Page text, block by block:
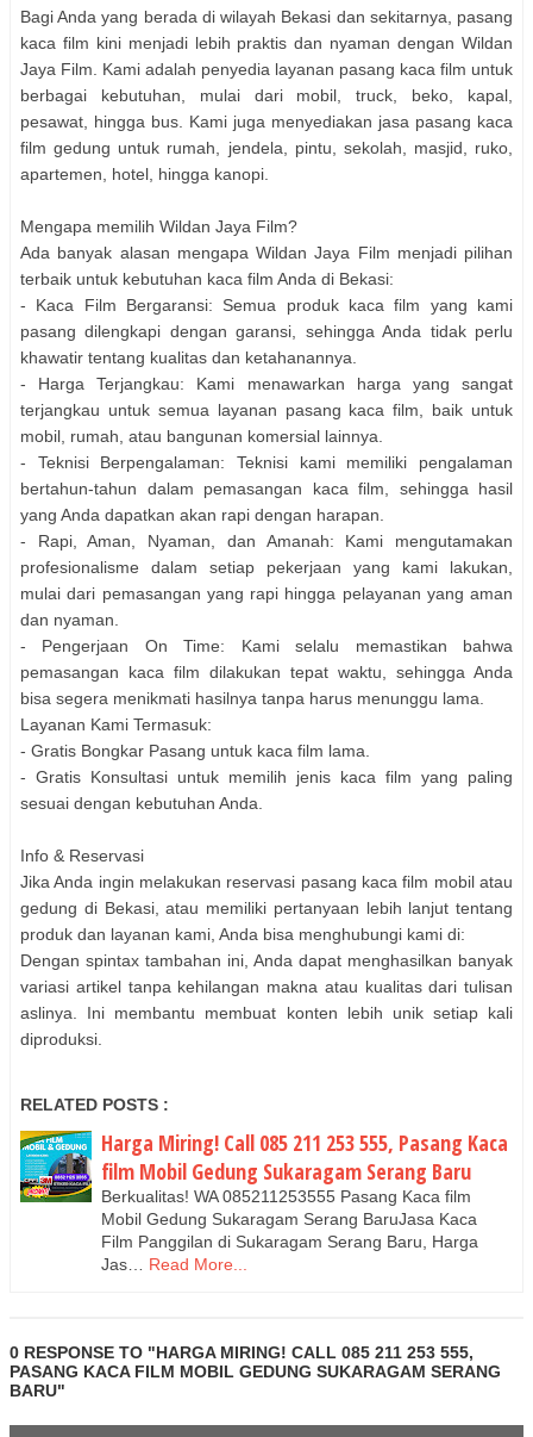
Bagi Anda yang berada di wilayah Bekasi dan sekitarnya, pasang
kaca film kini menjadi lebih praktis dan nyaman dengan Wildan
Jaya Film. Kami adalah penyedia layanan pasang kaca film untuk
berbagai kebutuhan, mulai dari mobil, truck, beko, kapal,
pesawat, hingga bus. Kami juga menyediakan jasa pasang kaca
film gedung untuk rumah, jendela, pintu, sekolah, masjid, ruko,
apartemen, hotel, hingga kanopi.
Mengapa memilih Wildan Jaya Film?
Ada banyak alasan mengapa Wildan Jaya Film menjadi pilihan
terbaik untuk kebutuhan kaca film Anda di Bekasi:
- Kaca Film Bergaransi: Semua produk kaca film yang kami
pasang dilengkapi dengan garansi, sehingga Anda tidak perlu
khawatir tentang kualitas dan ketahanannya.
- Harga Terjangkau: Kami menawarkan harga yang sangat
terjangkau untuk semua layanan pasang kaca film, baik untuk
mobil, rumah, atau bangunan komersial lainnya.
- Teknisi Berpengalaman: Teknisi kami memiliki pengalaman
bertahun-tahun dalam pemasangan kaca film, sehingga hasil
yang Anda dapatkan akan rapi dengan harapan.
- Rapi, Aman, Nyaman, dan Amanah: Kami mengutamakan
profesionalisme dalam setiap pekerjaan yang kami lakukan,
mulai dari pemasangan yang rapi hingga pelayanan yang aman
dan nyaman.
- Pengerjaan On Time: Kami selalu memastikan bahwa
pemasangan kaca film dilakukan tepat waktu, sehingga Anda
bisa segera menikmati hasilnya tanpa harus menunggu lama.
Layanan Kami Termasuk:
- Gratis Bongkar Pasang untuk kaca film lama.
- Gratis Konsultasi untuk memilih jenis kaca film yang paling
sesuai dengan kebutuhan Anda.
Info & Reservasi
Jika Anda ingin melakukan reservasi pasang kaca film mobil atau
gedung di Bekasi, atau memiliki pertanyaan lebih lanjut tentang
produk dan layanan kami, Anda bisa menghubungi kami di:
Dengan spintax tambahan ini, Anda dapat menghasilkan banyak
variasi artikel tanpa kehilangan makna atau kualitas dari tulisan
aslinya. Ini membantu membuat konten lebih unik setiap kali
diproduksi.
RELATED POSTS :
Harga Miring! Call 085 211 253 555, Pasang Kaca
film Mobil Gedung Sukaragam Serang Baru
Berkualitas! WA 085211253555 Pasang Kaca film
Mobil Gedung Sukaragam Serang BaruJasa Kaca
Film Panggilan di Sukaragam Serang Baru, Harga
Jas… Read More...
0 RESPONSE TO "HARGA MIRING! CALL 085 211 253 555,
PASANG KACA FILM MOBIL GEDUNG SUKARAGAM SERANG
BARU"